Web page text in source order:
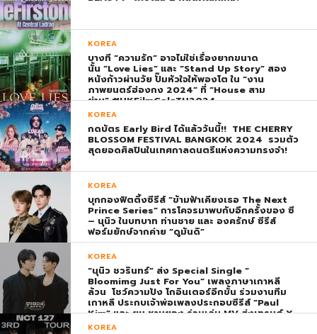
KOREA
บางที “ความรัก” อาจไม่ใช่เรื่องยากขนาด
นั้น “Love Lies” และ “Stand Up Story” สอง
หนังก้าวผ่านวัย ปั๊มหัวใจให้พองโต ใน “งาน
ภาพยนตร์ฮ่องกง 2024” ที่ “House สาม
ย่าน” #HKFilmGalaTH2024
KOREA
กดบัตร Early Bird ได้แล้ววันนี้!! THE CHERRY
BLOSSOM FESTIVAL BANGKOK 2024 รวมตัว
สุดยอดศิลปินในเทศกาลดนตรีแห่งความทรงจำ!
KOREA
บุกกองฟิตติ้งซีรีส์ “ข้ามฟ้าเคียงเธอ The Next
Prince Series” การโคจรมาพบกับอีกครั้งของ ซี
– นุนิว ในบทบาท ท่านชาย และ องครักษ์ ซีรีส์
ฟอร์มยักษ์จากค่าย “ดูมันดิ”
KOREA
“นุนิว ชวรินทร์” ส่ง Special Single “
Bloomimg Just For You” เพลงภาษาเกาหลี
ล้วน โชว์ความปัง โกอินเตอร์อีกขั้น ร่วมงานทีม
เกาหลี ประกบเจ้าพ่อเพลงประกอบซีรีส์ “Paul
Kim” และ ยุน ชานยอง ร่วมเล่น MV ส่งเทรนด์ X
พุ่ง ติดอันดับ 1 โลก
KOREA